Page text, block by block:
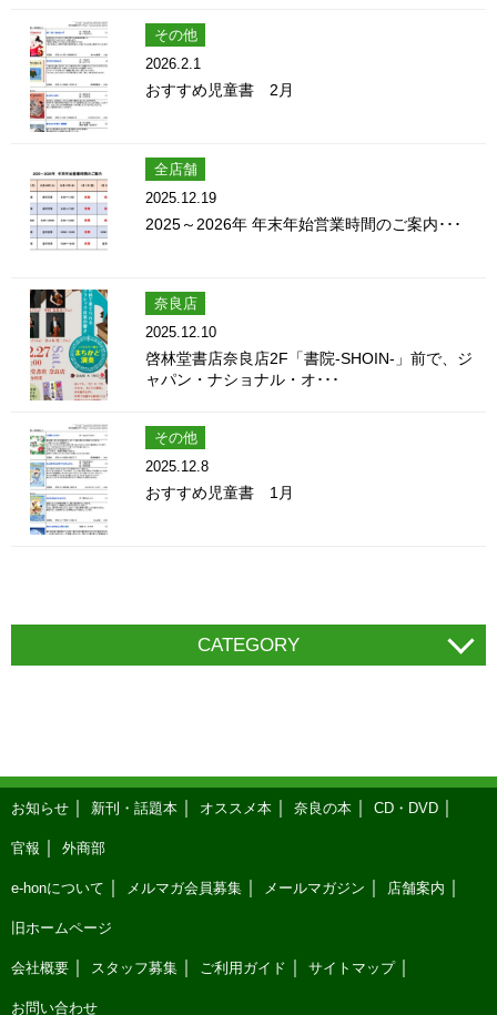
その他
2026.2.1
おすすめ児童書 2月
全店舗
2025.12.19
2025～2026年 年末年始営業時間のご案内･･･
奈良店
2025.12.10
啓林堂書店奈良店2F「書院-SHOIN-」前で、ジ
ャパン・ナショナル・オ･･･
その他
2025.12.8
おすすめ児童書 1月
CATEGORY
お知らせ 新刊・話題本 オススメ本 奈良の本 CD・DVD
官報 外商部
e-honについて メルマガ会員募集 メールマガジン 店舗案内
旧ホームページ
会社概要 スタッフ募集 ご利用ガイド サイトマップ
お問い合わせ